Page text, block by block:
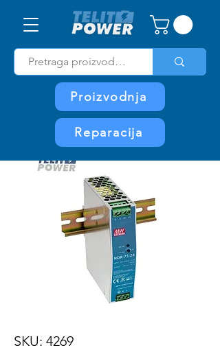
Proizvodnja
Reparacija
SKU: 4269